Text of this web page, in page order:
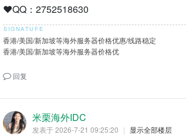
❤️QQ：2752518630
香港/美国/新加坡等海外服务器价格优惠/线路稳定
香港/美国/新加坡等海外服务器价格优
回复
米栗海外IDC
发表于 2026-7-21 09:25:20 | 显示全部楼层